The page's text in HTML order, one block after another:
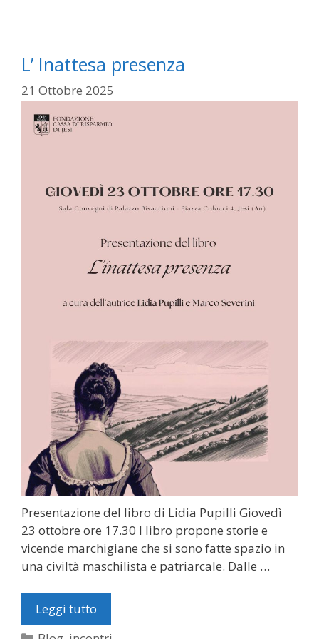
L’ Inattesa presenza
21 Ottobre 2025
Presentazione del libro di Lidia Pupilli Giovedì
23 ottobre ore 17.30 l libro propone storie e
vicende marchigiane che si sono fatte spazio in
una civiltà maschilista e patriarcale. Dalle …
Leggi tutto
Categorie